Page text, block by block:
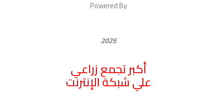
Powered By
2025
أكبر تجمع زراعي
علي شبكة الإنترنت